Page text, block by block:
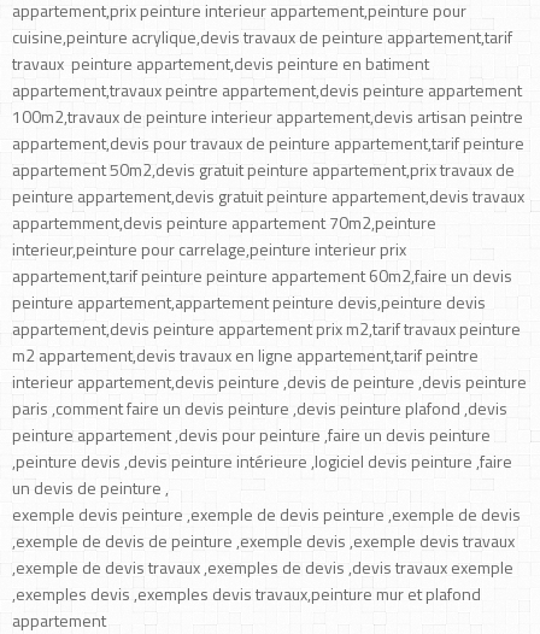
appartement,prix peinture interieur appartement,peinture pour
cuisine,peinture acrylique,devis travaux de peinture appartement,tarif
travaux peinture appartement,devis peinture en batiment
appartement,travaux peintre appartement,devis peinture appartement
100m2,travaux de peinture interieur appartement,devis artisan peintre
appartement,devis pour travaux de peinture appartement,tarif peinture
appartement 50m2,devis gratuit peinture appartement,prix travaux de
peinture appartement,devis gratuit peinture appartement,devis travaux
appartemment,devis peinture appartement 70m2,peinture
interieur,peinture pour carrelage,peinture interieur prix
appartement,tarif peinture peinture appartement 60m2,faire un devis
peinture appartement,appartement peinture devis,peinture devis
appartement,devis peinture appartement prix m2,tarif travaux peinture
m2 appartement,devis travaux en ligne appartement,tarif peintre
interieur appartement,devis peinture ,devis de peinture ,devis peinture
paris ,comment faire un devis peinture ,devis peinture plafond ,devis
peinture appartement ,devis pour peinture ,faire un devis peinture
,peinture devis ,devis peinture intérieure ,logiciel devis peinture ,faire
un devis de peinture ,
exemple devis peinture ,exemple de devis peinture ,exemple de devis
,exemple de devis de peinture ,exemple devis ,exemple devis travaux
,exemple de devis travaux ,exemples de devis ,devis travaux exemple
,exemples devis ,exemples devis travaux,peinture mur et plafond
appartement